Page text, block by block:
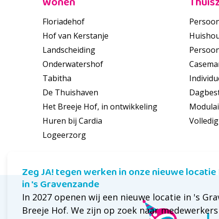
Zeg JA! tegen werken in onze nieuwe
in 's Gravenzande
In 2027 openen wij een nieuwe locatie in 's
Breeje Hof. We zijn op zoek naar
Floriadehof
Hof van Kerstanje
Landscheiding
Onderwatershof
Tabitha
De Thuishaven
Het Breeje Hof, in ontwikkeling
Huren bij Cardia
Logeerzorg